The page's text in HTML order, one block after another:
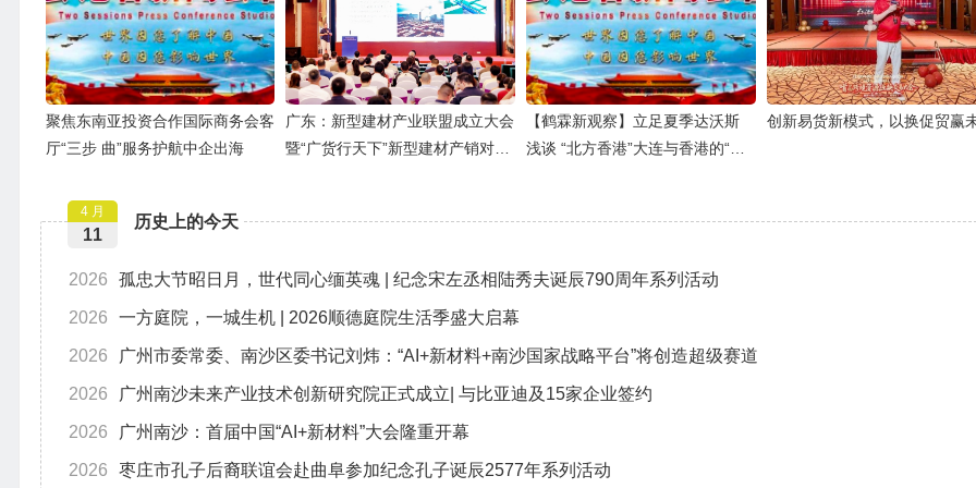
聚焦东南亚投资合作国际商务会客
厅“三步 曲”服务护航中企出海
广东：新型建材产业联盟成立大会
暨“广货行天下”新型建材产销对接
【鹤霖新观察】立足夏季达沃斯
浅谈 “北方香港”大连与香港的“连
创新易货新模式，以换促贸赢
历史上的今天
4 月
11
2026 孤忠大节昭日月，世代同心缅英魂 | 纪念宋左丞相陆秀夫诞辰790周年系列活动
2026 一方庭院，一城生机 | 2026顺德庭院生活季盛大启幕
2026 广州市委常委、南沙区委书记刘炜：“AI+新材料+南沙国家战略平台”将创造超级赛道
2026 广州南沙未来产业技术创新研究院正式成立| 与比亚迪及15家企业签约
2026 广州南沙：首届中国“AI+新材料”大会隆重开幕
2026 枣庄市孔子后裔联谊会赴曲阜参加纪念孔子诞辰2577年系列活动